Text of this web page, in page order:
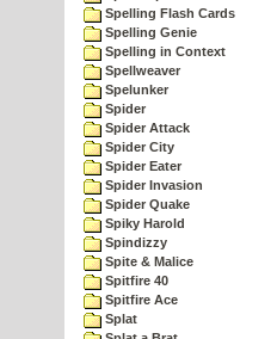
Spelling Flash Cards
Spelling Genie
Spelling in Context
Spellweaver
Spelunker
Spider
Spider Attack
Spider City
Spider Eater
Spider Invasion
Spider Quake
Spiky Harold
Spindizzy
Spite & Malice
Spitfire 40
Spitfire Ace
Splat